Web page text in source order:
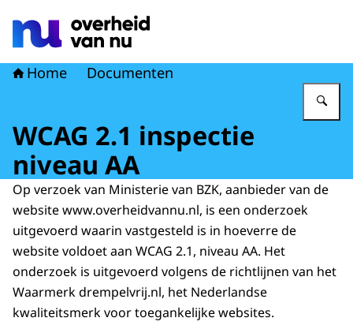
Home Documenten
WCAG 2.1 inspectie
niveau AA
Op verzoek van Ministerie van BZK, aanbieder van de
website www.overheidvannu.nl, is een onderzoek
uitgevoerd waarin vastgesteld is in hoeverre de
website voldoet aan WCAG 2.1, niveau AA. Het
onderzoek is uitgevoerd volgens de richtlijnen van het
Waarmerk drempelvrij.nl, het Nederlandse
kwaliteitsmerk voor toegankelijke websites.